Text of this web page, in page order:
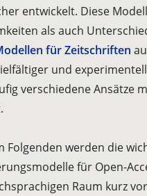
entwickelt. Diese
als auch
für Zeitschriften
und
verschiedene Ansätze
Folgenden werden die
für Open-
Raum kurz